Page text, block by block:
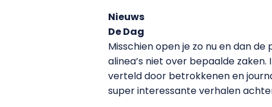
Nieuws
De Dag
Misschien open je zo nu en dan
alinea’s niet over bepaalde
verteld door betrokkenen en
super interessante verhalen